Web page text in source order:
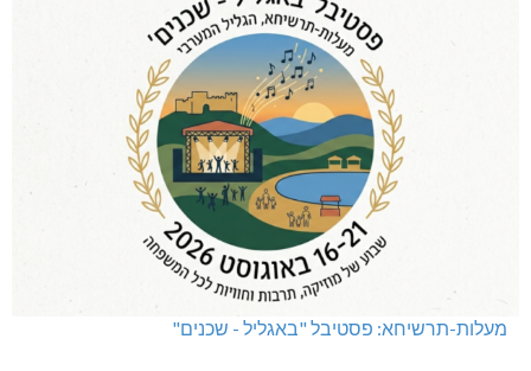
מעלות-תרשיחא: פסטיבל "באגליל - שכנים"